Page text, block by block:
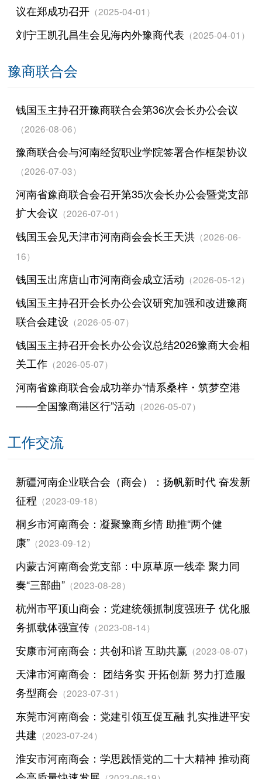
议在郑成功召开（2025-04-01）
刘宁王凯孔昌生会见海内外豫商代表 （2025-04-01）
豫商联合会
钱国玉主持召开豫商联合会第36次会长办公会议
（2026-08-06）
豫商联合会与河南经贸职业学院签署合作框架协议
（2026-07-03）
河南省豫商联合会召开第35次会长办公会暨党支部
扩大会议 （2026-07-01）
钱国玉会见天津市河南商会会长王天洪（2026-06-
16）
钱国玉出席唐山市河南商会成立活动 （2026-05-12）
钱国玉主持召开会长办公会议研究加强和改进豫商
联合会建设 （2026-05-07）
钱国玉主持召开会长办公会议总结2026豫商大会相
关工作（2026-05-07）
河南省豫商联合会成功举办“情系桑梓・筑梦空港
——全国豫商港区行”活动 （2026-05-07）
工作交流
新疆河南企业联合会（商会）：扬帆新时代 奋发新
征程 （2023-09-18）
桐乡市河南商会：凝聚豫商乡情 助推“两个健
康”（2023-09-12）
内蒙古河南商会党支部：中原草原一线牵 聚力同
奏“三部曲”（2023-08-28）
杭州市平顶山商会：党建统领抓制度强班子 优化服
务抓载体强宣传（2023-08-14）
安康市河南商会：共创和谐 互助共赢 （2023-08-07）
天津市河南商会： 团结务实 开拓创新 努力打造服
务型商会 （2023-07-31）
东莞市河南商会：党建引领互促互融 扎实推进平安
共建 （2023-07-24）
淮安市河南商会：学思践悟党的二十大精神 推动商